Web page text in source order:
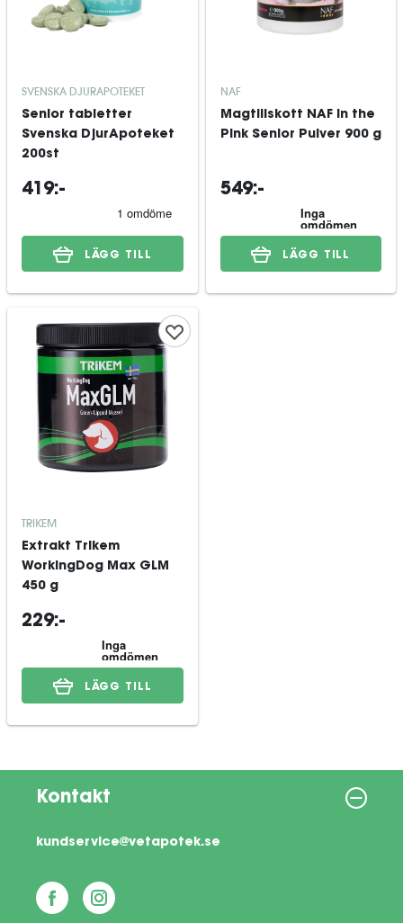
SVENSKA DJURAPOTEKET
Senior tabletter
Svenska DjurApoteket
200st
419:-
LÄGG TILL
NAF
Magtillskott NAF In the
Pink Senior Pulver 900 g
549:-
LÄGG TILL
TRIKEM
Extrakt Trikem
WorkingDog Max GLM
450 g
229:-
LÄGG TILL
Kontakt
kundservice@vetapotek.se